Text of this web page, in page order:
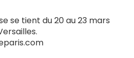
se tient du 20 au 23 mars